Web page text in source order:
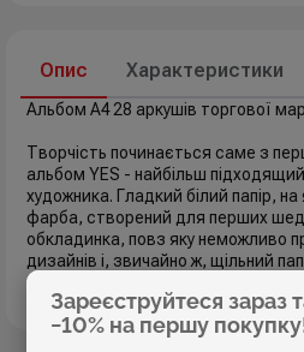
Зареєструйтеся зараз
−10% на першу
Опис Характеристики
Альбом А4 28 аркушів торгової
Творчість починається саме з
альбом YES - найбільш
художника. Гладкий білий папір,
фарба, створений для перших
обкладинка, повз яку неможливо
дизайнів і, звичайно ж, щільний
що дозволяє відірвати будь-який
рухом.